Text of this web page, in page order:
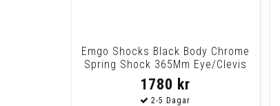
Emgo Shocks Black Body Chrome
Spring Shock 365Mm Eye/Clevis
1780 kr